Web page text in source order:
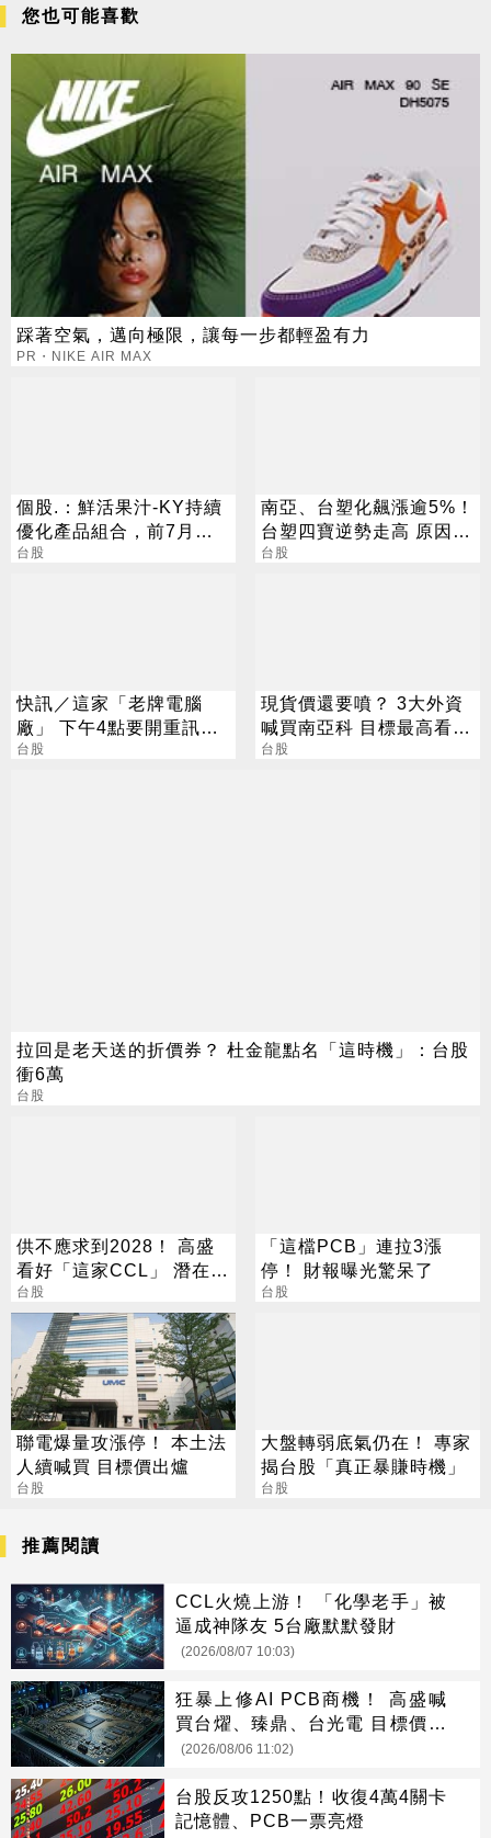
您也可能喜歡
踩著空氣，邁向極限，讓每一步都輕盈有力
PR・NIKE AIR MAX
個股.：鮮活果汁-KY持續
優化產品組合，前7月營
收年增率41.87%、創同
台股
南亞、台塑化飆漲逾5%！
台塑四寶逆勢走高 原因找
到了
台股
快訊／這家「老牌電腦
廠」 下午4點要開重訊記
者會
台股
現貨價還要噴？ 3大外資
喊買南亞科 目標最高看到
650
台股
拉回是老天送的折價券？ 杜金龍點名「這時機」：台股
衝6萬
台股
供不應求到2028！ 高盛
看好「這家CCL」 潛在漲
幅171%
台股
「這檔PCB」連拉3漲
停！ 財報曝光驚呆了
台股
聯電爆量攻漲停！ 本土法
人續喊買 目標價出爐
台股
大盤轉弱底氣仍在！ 專家
揭台股「真正暴賺時機」
台股
推薦閱讀
CCL火燒上游！ 「化學老手」被
逼成神隊友 5台廠默默發財
(2026/08/07 10:03)
狂暴上修AI PCB商機！ 高盛喊
買台燿、臻鼎、台光電 目標價曝
光
(2026/08/06 11:02)
台股反攻1250點！收復4萬4關卡
記憶體、PCB一票亮燈